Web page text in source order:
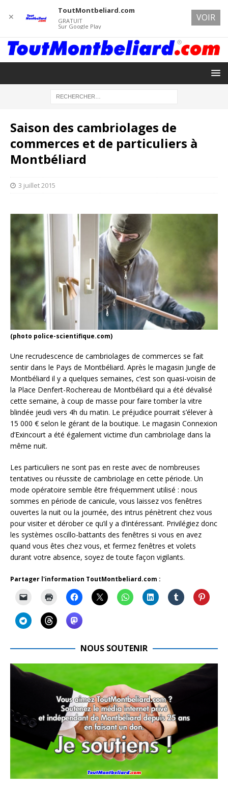
Saison des cambriolages de
commerces et de particuliers à
Montbéliard
3 juillet 2015
(photo police-scientifique.com)
Une recrudescence de cambriolages de commerces se fait
sentir dans le Pays de Montbéliard. Après le magasin Jungle de
Montbéliard il y a quelques semaines, c’est son quasi-voisin de
la Place Denfert-Rochereau de Montbéliard qui a été dévalisé
cette semaine, à coup de masse pour faire tomber la vitre
blindée jeudi vers 4h du matin. Le préjudice pourrait s’élever à
15 000 € selon le gérant de la boutique. Le magasin Connexion
d’Exincourt a été également victime d’un cambriolage dans la
même nuit.
Les particuliers ne sont pas en reste avec de nombreuses
tentatives ou réussite de cambriolage en cette période. Un
mode opératoire semble être fréquemment utilisé : nous
sommes en période de canicule, vous laissez vos fenêtres
ouvertes la nuit ou la journée, des intrus pénètrent chez vous
pour visiter et dérober ce qu’il y a d’intéressant. Privilégiez donc
les systèmes oscillo-battants des fenêtres si vous en avez
quand vous êtes chez vous, et fermez fenêtres et volets
durant votre absence, soyez de toute façon vigilants.
Partager l'information ToutMontbeliard.com :
NOUS SOUTENIR
✕
ToutMontbeliard.com
GRATUIT
Sur Google Play
VOIR